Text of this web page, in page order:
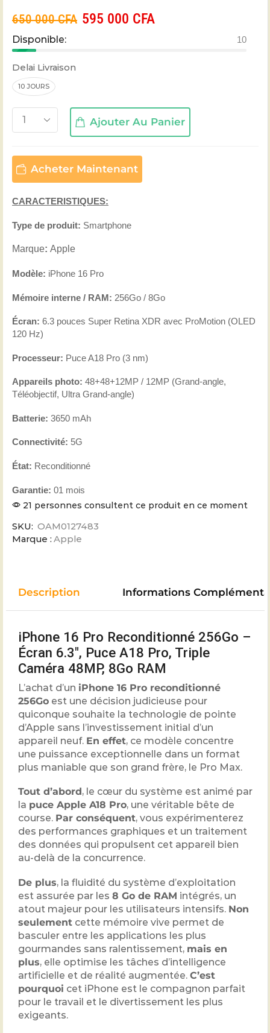
650 000CFA 595 000 CFA
Disponible: 10
Delai Livraison
10 JOURS
Ajouter Au Panier
Acheter Maintenant
CARACTERISTIQUES:
Type de produit: Smartphone
Marque: Apple
Modèle: iPhone 16 Pro
Mémoire interne / RAM: 256Go / 8Go
Écran: 6.3 pouces Super Retina XDR avec ProMotion (OLED
120 Hz)
Processeur: Puce A18 Pro (3 nm)
Appareils photo: 48+48+12MP / 12MP (Grand-angle,
Téléobjectif, Ultra Grand-angle)
Batterie: 3650 mAh
Connectivité: 5G
État: Reconditionné
Garantie: 01 mois
21 personnes consultent ce produit en ce moment
SKU: OAM0127483
Marque : Apple
Description Informations
iPhone 16 Pro Reconditionné 256Go –
Écran 6.3″, Puce A18 Pro, Triple
Caméra 48MP, 8Go RAM
L’achat d’un iPhone 16 Pro reconditionné
256Go est une décision judicieuse pour
quiconque souhaite la technologie de pointe
d’Apple sans l’investissement initial d’un
appareil neuf. En effet, ce modèle concentre
une puissance exceptionnelle dans un format
plus maniable que son grand frère, le Pro Max.
Tout d’abord , le cœur du système est animé par
la puce Apple A18 Pro, une véritable bête de
course. Par conséquent, vous expérimenterez
des performances graphiques et un traitement
des données qui propulsent cet appareil bien
au-delà de la concurrence.
De plus, la fluidité du système d’exploitation
est assurée par les 8 Go de RAM intégrés, un
atout majeur pour les utilisateurs intensifs. Non
seulement cette mémoire vive permet de
basculer entre les applications les plus
gourmandes sans ralentissement, mais en
plus, elle optimise les tâches d’intelligence
artificielle et de réalité augmentée. C’est
pourquoi cet iPhone est le compagnon parfait
pour le travail et le divertissement les plus
exigeants.